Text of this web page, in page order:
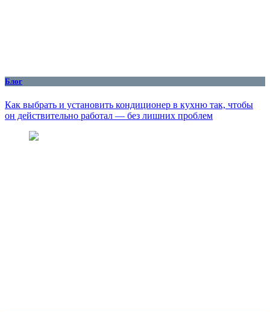
Блог
Как выбрать и установить кондиционер в кухню так, чтобы
он действительно работал — без лишних проблем